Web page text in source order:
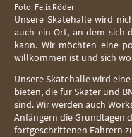
Unsere Skatehalle wird
bieten, die für Skater und
sind. Wir werden auch
Anfängern die Grundlagen
fortgeschrittenen Fahrern
Foto: Felix Röder
Unsere Skatehalle wird
auch ein Ort, an dem sich
kann. Wir möchten eine
willkommen ist und sich